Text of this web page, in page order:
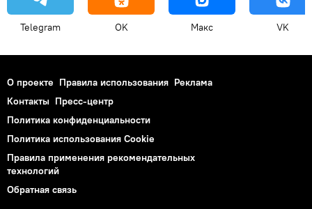
Telegram OK Макс VK
О проекте Правила использования Реклама
Контакты Пресс-центр
Политика конфиденциальности
Политика использования Cookie
Правила применения рекомендательных
технологий
Обратная связь